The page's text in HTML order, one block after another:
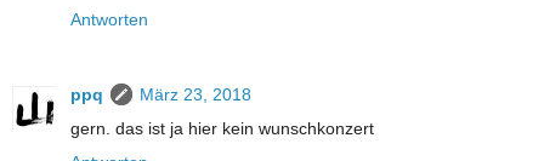
Antworten
ppq
März 23, 2018
gern. das ist ja hier kein wunschkonzert